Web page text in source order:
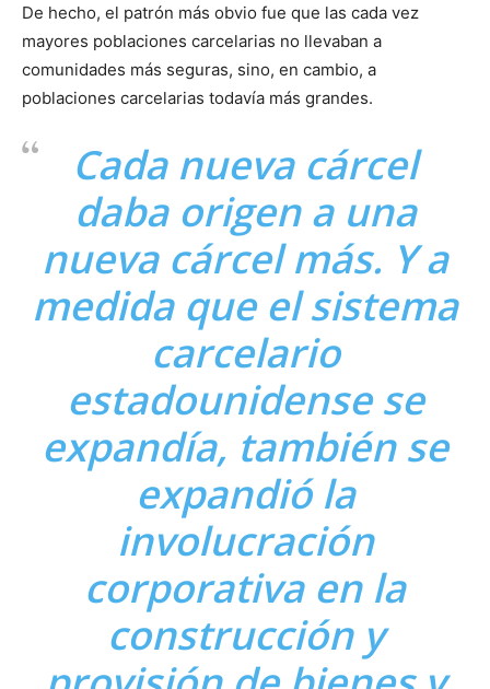
De hecho, el patrón más obvio fue que las cada vez
mayores poblaciones carcelarias no llevaban a
comunidades más seguras, sino, en cambio, a
poblaciones carcelarias todavía más grandes.
Cada nueva cárcel
daba origen a una
nueva cárcel más. Y a
medida que el sistema
carcelario
estadounidense se
expandía, también se
expandió la
involucración
corporativa en la
construcción y